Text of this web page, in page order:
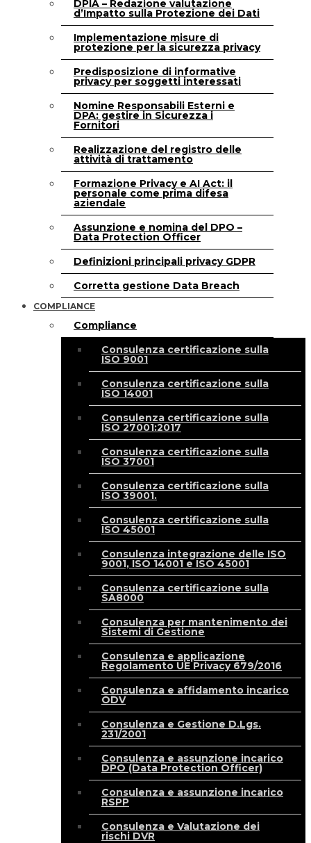
DPIA – Redazione valutazione
d’Impatto sulla Protezione dei Dati
Implementazione misure di
protezione per la sicurezza privacy
Predisposizione di informative
privacy per soggetti interessati
Nomine Responsabili Esterni e
DPA: gestire in Sicurezza i
Fornitori
Realizzazione del registro delle
attività di trattamento
Formazione Privacy e AI Act: il
personale come prima difesa
aziendale
Assunzione e nomina del DPO –
Data Protection Officer
Definizioni principali privacy GDPR
Corretta gestione Data Breach
COMPLIANCE
Compliance
Consulenza certificazione sulla
ISO 9001
Consulenza certificazione sulla
ISO 14001
Consulenza certificazione sulla
ISO 27001:2017
Consulenza certificazione sulla
ISO 37001
Consulenza certificazione sulla
ISO 39001.
Consulenza certificazione sulla
ISO 45001
Consulenza integrazione delle ISO
9001, ISO 14001 e ISO 45001
Consulenza certificazione sulla
SA8000
Consulenza per mantenimento dei
Sistemi di Gestione
Consulenza e applicazione
Regolamento UE Privacy 679/2016
Consulenza e affidamento incarico
ODV
Consulenza e Gestione D.Lgs.
231/2001
Consulenza e assunzione incarico
DPO (Data Protection Officer)
Consulenza e assunzione incarico
RSPP
Consulenza e Valutazione dei
rischi DVR